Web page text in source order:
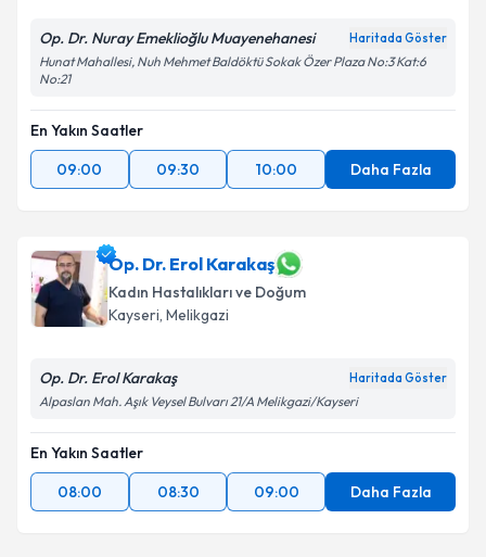
Op. Dr. Nuray Emeklioğlu Muayenehanesi Haritada Göster
Hunat Mahallesi, Nuh Mehmet Baldöktü Sokak Özer Plaza No:3 Kat:6
No:21
En Yakın Saatler
09:00
09:30 10:00 Daha Fazla
Op. Dr. Erol Karakaş
Kadın Hastalıkları ve Doğum
Kayseri, Melikgazi
Op. Dr. Erol Karakaş Haritada Göster
Alpaslan Mah. Aşık Veysel Bulvarı 21/A Melikgazi/Kayseri
En Yakın Saatler
08:00
08:30 09:00 Daha Fazla